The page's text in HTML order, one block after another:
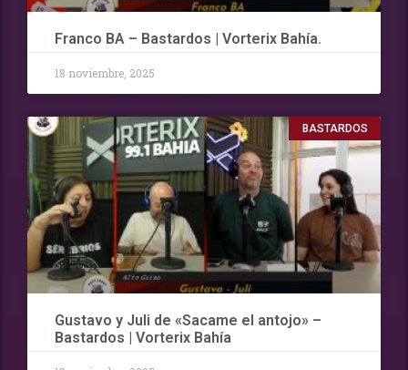
Franco BA – Bastardos | Vorterix Bahía.
18 noviembre, 2025
BASTARDOS
Gustavo y Juli de «Sacame el antojo» –
Bastardos | Vorterix Bahía